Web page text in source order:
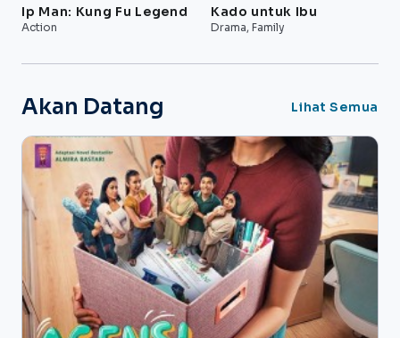
Ip Man: Kung Fu Legend
Action
Kado untuk Ibu
Drama, Family
Akan Datang Lihat Semua